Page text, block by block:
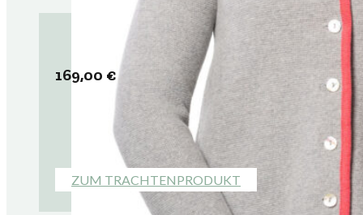
169,00 €
ZUM TRACHTENPRODUKT